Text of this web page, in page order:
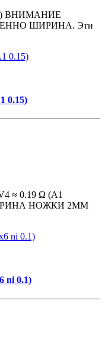
ВНИМАНИЕ
ШИРИНА. Эти
0.15)
≈ 0.19 Ω (A1
НОЖКИ 2ММ
ni 0.1)